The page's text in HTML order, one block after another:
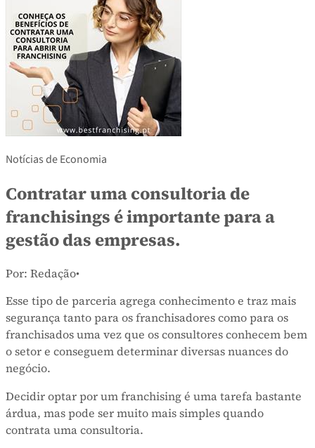
Notícias de Economia
Contratar uma consultoria de
franchisings é importante para a
gestão das empresas.
Por: Redação•
Esse tipo de parceria agrega conhecimento e traz mais
segurança tanto para os franchisadores como para os
franchisados uma vez que os consultores conhecem bem
o setor e conseguem determinar diversas nuances do
negócio.
Decidir optar por um franchising é uma tarefa bastante
árdua, mas pode ser muito mais simples quando
contrata uma consultoria.